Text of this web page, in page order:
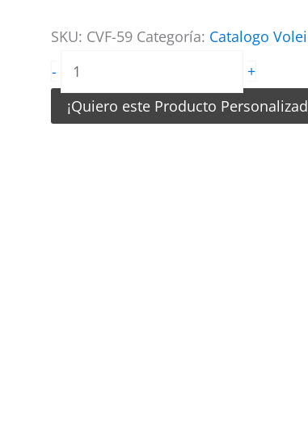
SKU: CVF-59 Categoría: Catalogo
-
Uniformes
de
Voleibol
+
¡Quiero este Producto